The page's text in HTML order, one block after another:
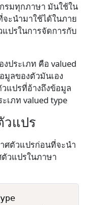
รมทุกภาษา มันใช้ใน
ะนำมาใช้ได้ในภาย
ปรในการจัดการกับ
ประเภท คือ valued
มูลของตัวมันเอง
แปรที่อ้างถึงข้อมูล
เภท valued type
วแปร
ศตัวแปรก่อนที่จะนำ
วแปรในภาษา